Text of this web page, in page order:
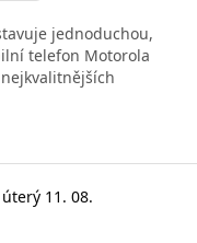
jednoduchou,
telefon Motorola
11. 08.